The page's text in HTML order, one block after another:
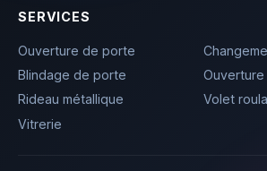
SERVICES
Ouverture de porte
Blindage de porte
Rideau métallique
Volet
Vitrerie